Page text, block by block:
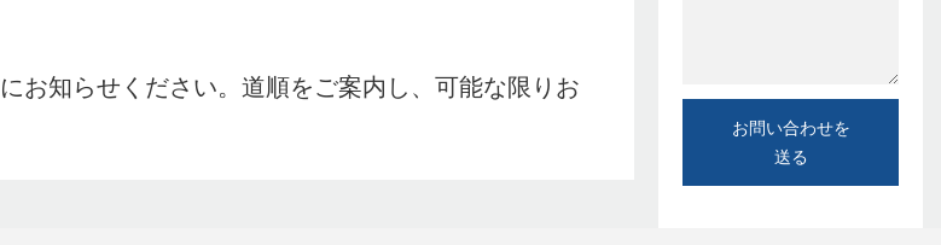
お問い合わせを
送る
お知らせください。道順をご案内し、可能な限りお